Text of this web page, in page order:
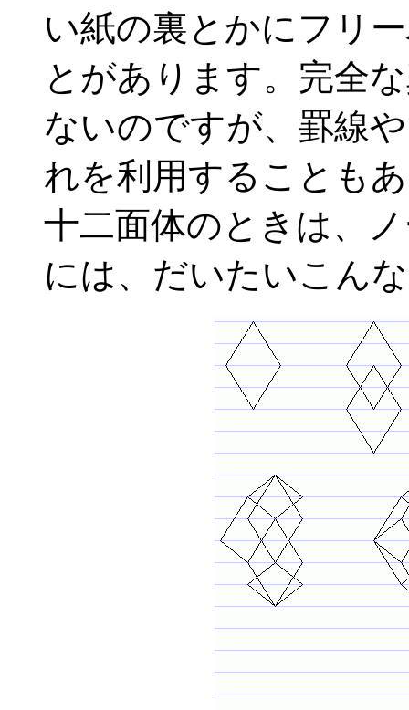
い紙の裏とかにフリ
とがあります。完全
ないのですが、罫線
れを利用することも
十二面体のときは、
には、だいたいこん